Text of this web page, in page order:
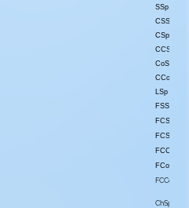
SSp
CSSp
CSp
CCSp
CoSp
CCoSp
LSp
FSSp
FCSSp
FCSp
FCCSp
FCoSp
FCCoSp
ChSp